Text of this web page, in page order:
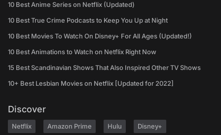
10 Best Anime Series on Netflix (Updated)
10 Best True Crime Podcasts to Keep You Up at Night
10 Best Movies To Watch On Disney+ For All Ages (Updated!)
10 Best Animations to Watch on Netflix Right Now
15 Best Scandinavian Shows That Also Inspired Other TV Shows
10+ Best Lesbian Movies on Netflix [Updated for 2022]
Discover
Netflix Amazon Prime Hulu Disney+